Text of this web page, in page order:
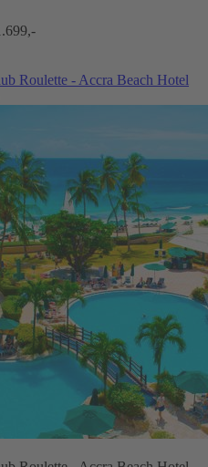
Roulette - Accra Beach Hotel